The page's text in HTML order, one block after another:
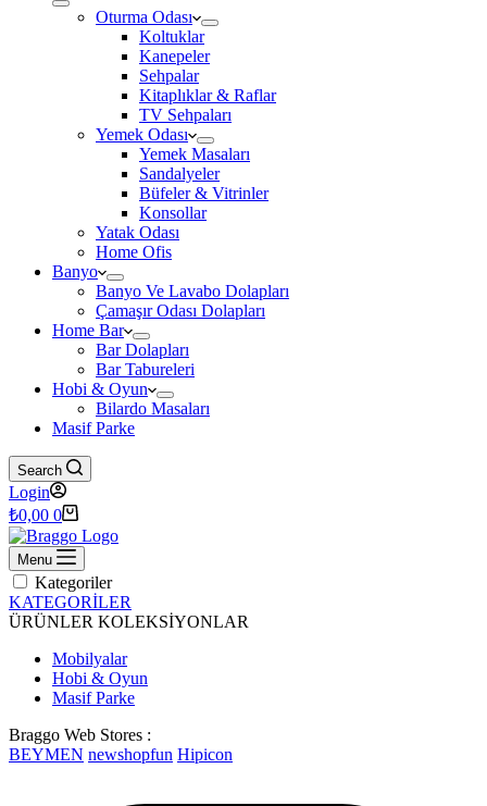
Oturma Odası
Koltuklar
Kanepeler
Sehpalar
Kitaplıklar & Raflar
TV Sehpaları
Yemek Odası
Yemek Masaları
Sandalyeler
Büfeler & Vitrinler
Konsollar
Yatak Odası
Home Ofis
Banyo
Banyo Ve Lavabo Dolapları
Çamaşır Odası Dolapları
Home Bar
Bar Dolapları
Bar Tabureleri
Hobi & Oyun
Bilardo Masaları
Masif Parke
Search
Login
Shopping
cart
₺0,00 0
Menu
Kategoriler
KATEGORİLER
ÜRÜNLER KOLEKSİYONLAR
Mobilyalar
Hobi & Oyun
Masif Parke
Braggo Web Stores :
BEYMEN newshopfun Hipicon